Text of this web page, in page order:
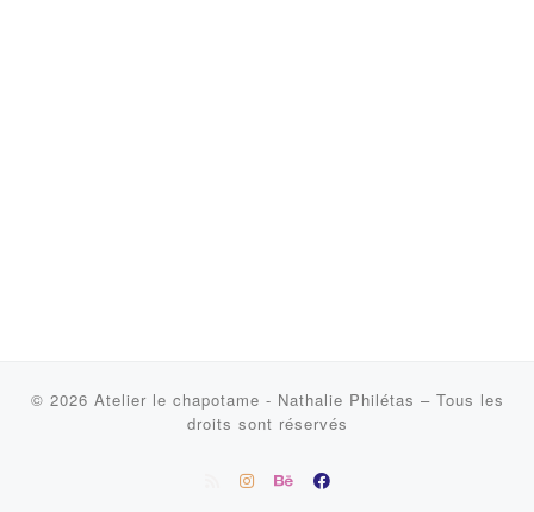
© 2026 Atelier le chapotame - Nathalie Philétas – Tous les
droits sont réservés